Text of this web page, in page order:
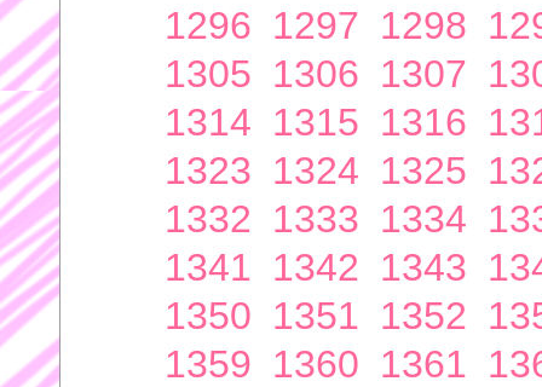
1296 1297 1298
1305 1306 1307
1314 1315 1316
1323 1324 1325
1332 1333 1334
1341 1342 1343
1350 1351 1352
1359 1360 1361